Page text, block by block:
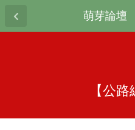
萌芽論壇
【公